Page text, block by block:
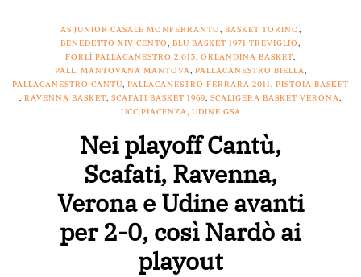
AS JUNIOR CASALE MONFERRANTO, BASKET TORINO,
BENEDETTO XIV CENTO, BLU BASKET 1971 TREVIGLIO,
FORLÌ PALLACANESTRO 2.015, ORLANDINA BASKET,
PALL. MANTOVANA MANTOVA, PALLACANESTRO BIELLA,
PALLACANESTRO CANTÙ, PALLACANESTRO FERRARA 2011, PISTOIA BASKET
, RAVENNA BASKET, SCAFATI BASKET 1969, SCALIGERA BASKET VERONA,
UCC PIACENZA, UDINE GSA
Nei playoff Cantù,
Scafati, Ravenna,
Verona e Udine avanti
per 2-0, così Nardò ai
playout